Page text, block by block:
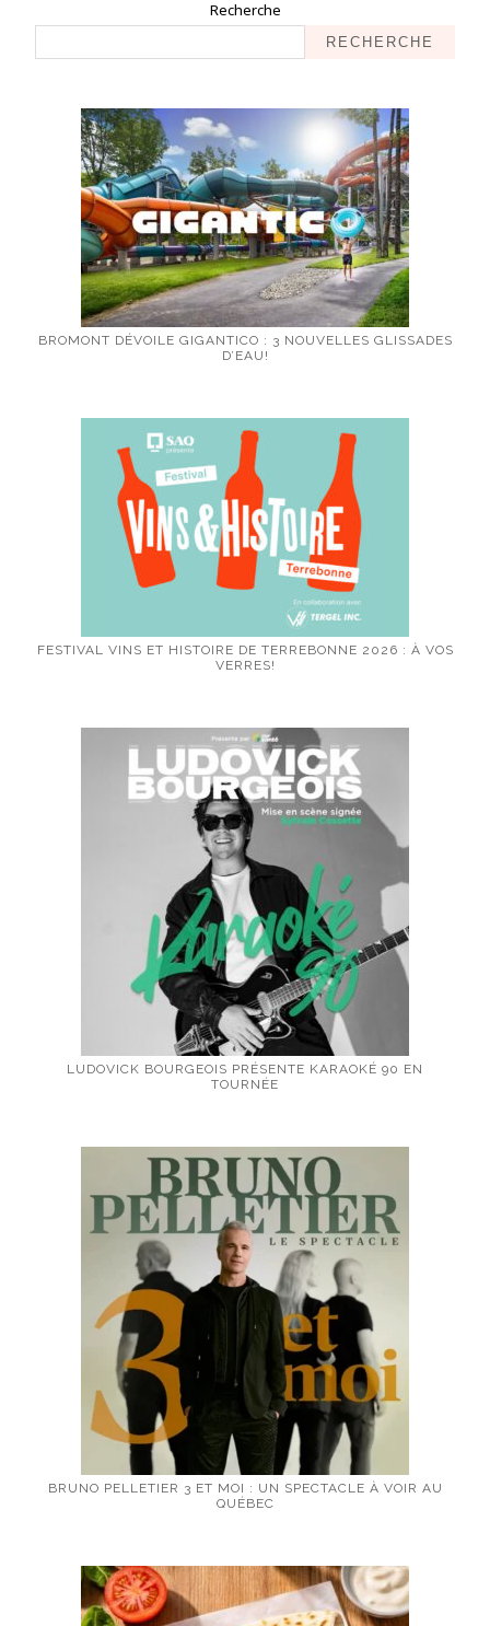
Recherche
RECHERCHE
BROMONT DÉVOILE GIGANTICO : 3 NOUVELLES GLISSADES
D’EAU!
FESTIVAL VINS ET HISTOIRE DE TERREBONNE 2026 : À VOS
VERRES!
LUDOVICK BOURGEOIS PRÉSENTE KARAOKÉ 90 EN
TOURNÉE
BRUNO PELLETIER 3 ET MOI : UN SPECTACLE À VOIR AU
QUÉBEC